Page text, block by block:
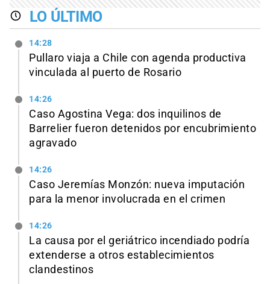
LO ÚLTIMO
14:28
Pullaro viaja a Chile con agenda productiva
vinculada al puerto de Rosario
14:26
Caso Agostina Vega: dos inquilinos de
Barrelier fueron detenidos por encubrimiento
agravado
14:26
Caso Jeremías Monzón: nueva imputación
para la menor involucrada en el crimen
14:26
La causa por el geriátrico incendiado podría
extenderse a otros establecimientos
clandestinos